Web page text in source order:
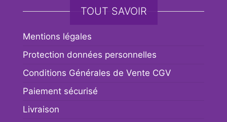
TOUT SAVOIR
Mentions légales
Protection données personnelles
Conditions Générales de Vente CGV
Paiement sécurisé
Livraison